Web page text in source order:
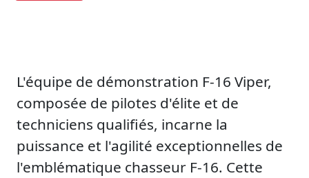
L'équipe de démonstration F-16 Viper,
composée de pilotes d'élite et de
techniciens qualifiés, incarne la
puissance et l'agilité exceptionnelles de
l'emblématique chasseur F-16. Cette